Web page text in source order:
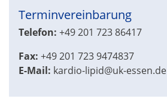
Terminvereinbarung
Telefon: +49 201 723 86417
Fax: +49 201 723 9474837
E-Mail: kardio-lipid@uk-essen.de